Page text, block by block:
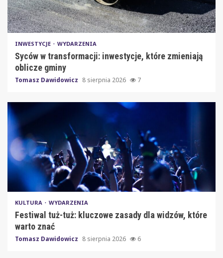
INWESTYCJE WYDARZENIA
Syców w transformacji: inwestycje, które zmieniają
oblicze gminy
Tomasz Dawidowicz 8 sierpnia 2026 7
KULTURA WYDARZENIA
Festiwal tuż-tuż: kluczowe zasady dla widzów, które
warto znać
Tomasz Dawidowicz 8 sierpnia 2026 6